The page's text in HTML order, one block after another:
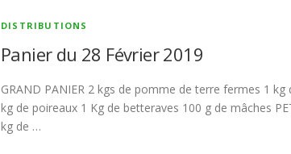
DISTRIBUTIONS
Panier du 28 Février 2019
GRAND PANIER 2 kgs de pomme de terre fermes 1 kg
kg de poireaux 1 Kg de betteraves 100 g de mâches
kg de …